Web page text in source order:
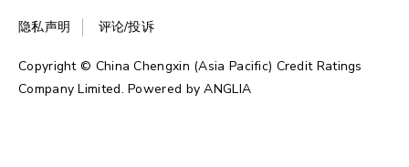
隐私声明 评论/投诉
Copyright © China Chengxin (Asia Pacific) Credit Ratings
Company Limited. Powered byANGLIA